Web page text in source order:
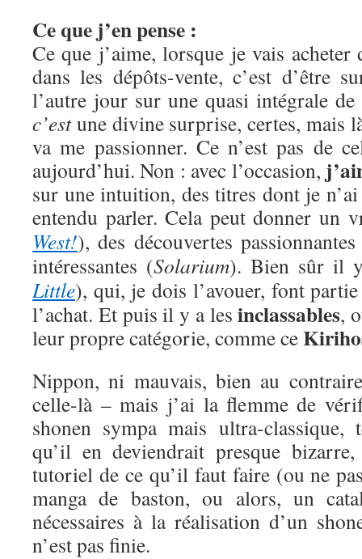
Ce que j’en pense :
Ce que j’aime, lorsque je vais acheter
dans les dépôts-vente, c’est d’être
l’autre jour sur une quasi intégrale de
c’estune divine surprise, certes, mais
va me passionner. Ce n’est pas de
aujourd’hui. Non : avec l’occasion,
sur une intuition, des titres dont je
entendu parler. Cela peut donner un
West!), des découvertes
intéressantes (Solarium). Bien sûr il
Little), qui, je dois l’avouer, font
l’achat. Et puis il y a lesinclassables,
leur propre catégorie, comme ce
Nippon, ni mauvais, bien au
celle-là – mais j’ai la flemme de
shonen sympa mais ultra-
qu’il en deviendrait presque
tutoriel de ce qu’il faut faire (ou ne
manga de baston, ou alors, un
nécessaires à la réalisation d’un
n’est pas finie.